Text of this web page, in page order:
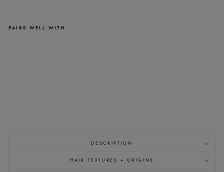
PAIRS WELL WITH
DESCRIPTION
HAIR TEXTURES + ORIGINS